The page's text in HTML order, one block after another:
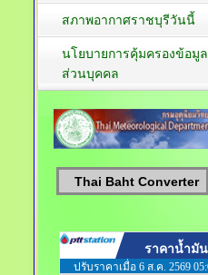
สภาพอากาศราชบุรีวันนี้
นโยบายการคุ้มครองข้อมูล
ส่วนบุคคล
Thai Baht Converter